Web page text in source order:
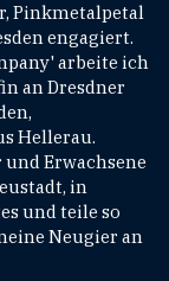
Pinkmetalpetal
engagiert.
arbeite ich
an Dresdner
Hellerau.
Erwachsene
in
und teile so
Neugier an